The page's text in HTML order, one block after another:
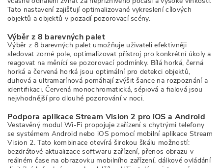
Tato nastavení zajišťují optimalizované vykreslení cílových
objektů a objektů v pozadí pozorovací scény.
Výběr z 8 barevných palet
Výběr z 8 barevných palet umožňuje uživateli efektivněji
sledovat zorné pole, optimalizovat přístroj pro konkrétní úkoly a
reagovat na měnící se pozorovací podmínky. Bílá horká, černá
horká a červená horká jsou optimální pro detekci objektů,
duhová a ultramarínová pomáhají zvýšit šance na rozpoznání a
identifikaci. Červená monochromatická, sépiová a fialová jsou
nejvhodnější pro dlouhé pozorování v noci.
Podpora aplikace Stream Vision 2 pro iOS a Android
Vestavěný modul Wi-Fi propojuje zařízení s chytrými telefony
se systémem Android nebo iOS pomocí mobilní aplikace Stream
Vision 2. Tato kombinace otevírá širokou škálu možností:
bezdrátové aktualizace softwaru zařízení, přenos obrazu v
reálném čase na obrazovku mobilního zařízení, dálkové ovládání